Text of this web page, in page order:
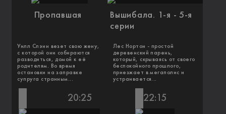
Пропавшая
Уилл Спэнн везет свою жену,
с которой они собираются
разводиться, домой к её
родителям. Во время
остановки на заправке
супруга странным...
Вышибала. 1-я - 5-я
серии
Лес Нортон - простой
деревенский парень,
который, скрываясь от своего
беспокойного прошлого,
приезжает в мегаполис и
устраивается...
20:25 22:15